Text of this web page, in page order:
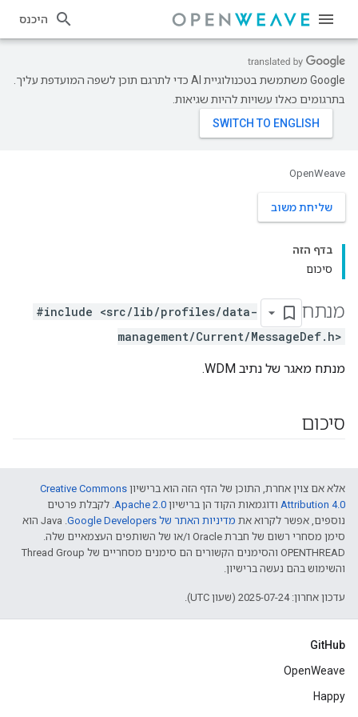
היכנס
‫Google משתמשת בטכנולוגיית AI כדי לתרגם תוכן לשפה המועדפת עליך.
בתרגומים כאלו עשויות להיות שגיאות.
OpenWeave
שליחת משוב
בדף הזה
סיכום
מנתח
#include <src/lib/profiles/data-
management/Current/MessageDef.h>
מנתח מאגר של נתיב WDM.
סיכום
אלא אם צוין אחרת, התוכן של הדף הזה הוא ברישיון Creative Commons
Attribution 4.0‏ ודוגמאות הקוד הן ברישיון Apache 2.0‏. לקבלת פרטים
נוספים, אפשר לקרוא את מדיניות האתר של Google Developers‏
.‏ Java הוא
סימן מסחרי רשום של חברת Oracle ו/או של השותפים העצמאיים שלה.
‫OPENTHREAD והסימנים הקשורים הם סימנים מסחריים של Thread Group
והשימוש בהם נעשה ברישיון.
עדכון אחרון: 2025-07-24 (שעון UTC).
GitHub
OpenWeave
Happy